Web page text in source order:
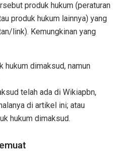
produk hukum (peraturan
produk hukum lainnya) yang
link). Kemungkinan yang
hukum dimaksud, namun
telah ada di Wikiapbn,
di artikel ini; atau
hukum dimaksud.